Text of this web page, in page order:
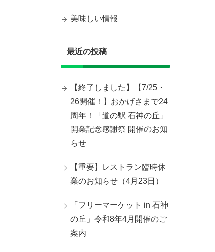
美味しい情報
最近の投稿
【終了しました】【7/25・
26開催！】おかげさまで24
周年！「道の駅 石神の丘」
開業記念感謝祭 開催のお知
らせ
【重要】レストラン臨時休
業のお知らせ（4月23日）
「フリーマーケット in 石神
の丘」令和8年4月開催のご
案内